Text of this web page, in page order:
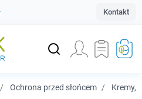
Kontakt
Ochrona przed słońcem Kremy,